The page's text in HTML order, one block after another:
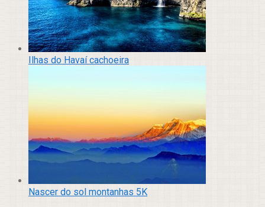
Ilhas do Havaí cachoeira
Nascer do sol montanhas 5K